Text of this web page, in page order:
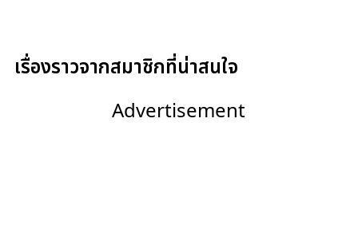
เรื่องราวจากสมาชิกที่น่าสนใจ
Advertisement